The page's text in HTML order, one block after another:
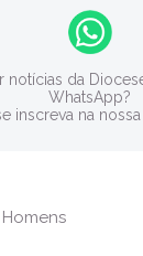
notícias da
WhatsApp?
inscreva na